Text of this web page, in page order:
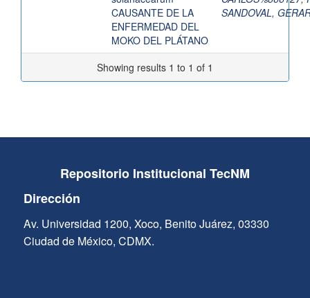
CAUSANTE DE LA
ENFERMEDAD DEL
MOKO DEL PLÁTANO
SANDOVAL,
Showing results 1 to 1 of 1
Repositorio Institucional TecNM
Dirección
Av. Universidad 1200, Xoco, Benito Juárez, 03330
Ciudad de México, CDMX.